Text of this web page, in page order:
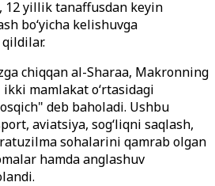
12 yillik tanaffusdan keyin
bo‘yicha kelishuvga
chiqqan al-Sharaa, Makronning
mamlakat o‘rtasidagi
deb baholadi. Ushbu
aviatsiya, sog‘liqni saqlash,
sohalarini qamrab olgan
hamda anglashuv